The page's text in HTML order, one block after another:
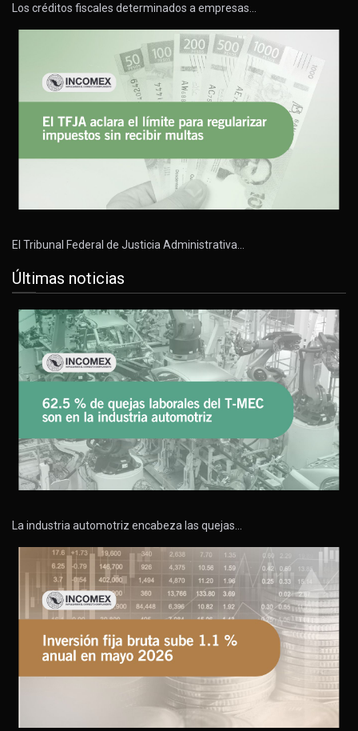
Los créditos fiscales determinados a empresas…
El Tribunal Federal de Justicia Administrativa…
Últimas noticias
La industria automotriz encabeza las quejas…